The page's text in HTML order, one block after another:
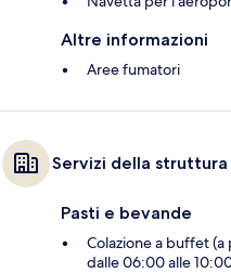
Altre informazioni
Aree fumatori
Servizi della struttura
Pasti e bevande
Colazione a buffet
dalle 06:00 alle